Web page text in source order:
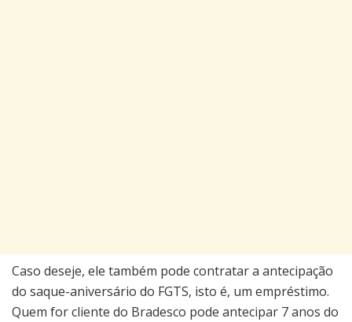
Caso deseje, ele também pode contratar a antecipação
do saque-aniversário do FGTS, isto é, um empréstimo.
Quem for cliente do Bradesco pode antecipar 7 anos do